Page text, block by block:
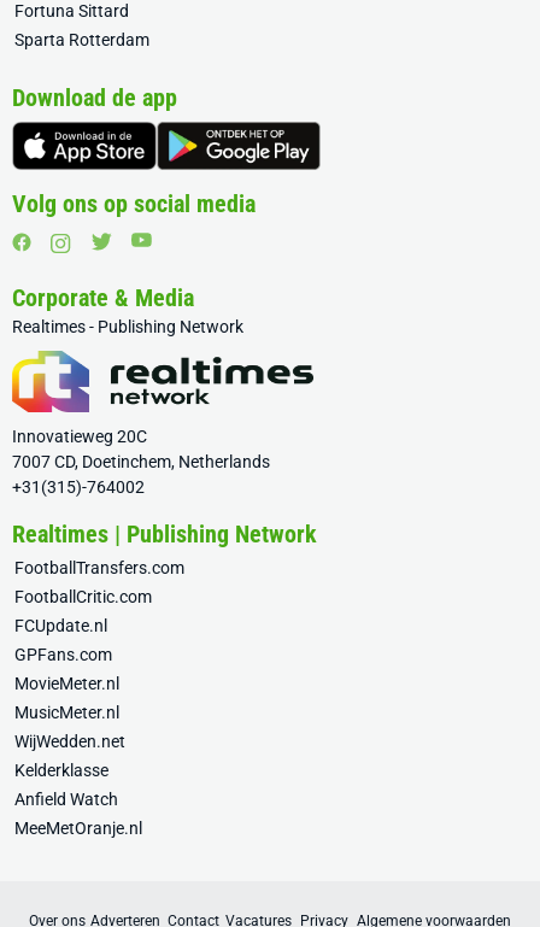
Fortuna Sittard
Sparta Rotterdam
Download de app
Volg ons op social media
Corporate & Media
Realtimes - Publishing Network
Innovatieweg 20C
7007 CD, Doetinchem, Netherlands
+31(315)-764002
Realtimes | Publishing Network
FootballTransfers.com
FootballCritic.com
FCUpdate.nl
GPFans.com
MovieMeter.nl
MusicMeter.nl
WijWedden.net
Kelderklasse
Anfield Watch
MeeMetOranje.nl
Over ons Adverteren Contact Vacatures Privacy Algemene voorwaarden